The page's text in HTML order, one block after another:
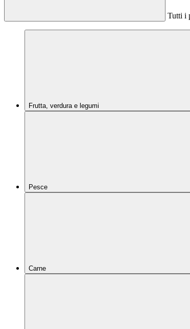
Tutti i
Frutta, verdura e legumi
Pesce
Carne